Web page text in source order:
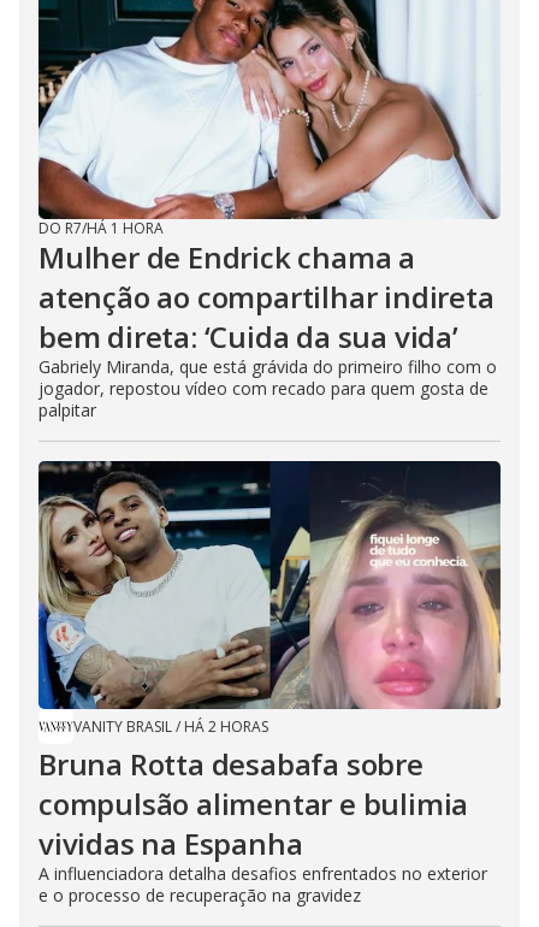
DO R7/HÁ 1 HORA
Mulher de Endrick chama a
atenção ao compartilhar indireta
bem direta: ‘Cuida da sua vida’
Gabriely Miranda, que está grávida do primeiro filho com o
jogador, repostou vídeo com recado para quem gosta de
palpitar
VANITY BRASIL/ HÁ 2 HORAS
Bruna Rotta desabafa sobre
compulsão alimentar e bulimia
vividas na Espanha
A influenciadora detalha desafios enfrentados no exterior
e o processo de recuperação na gravidez